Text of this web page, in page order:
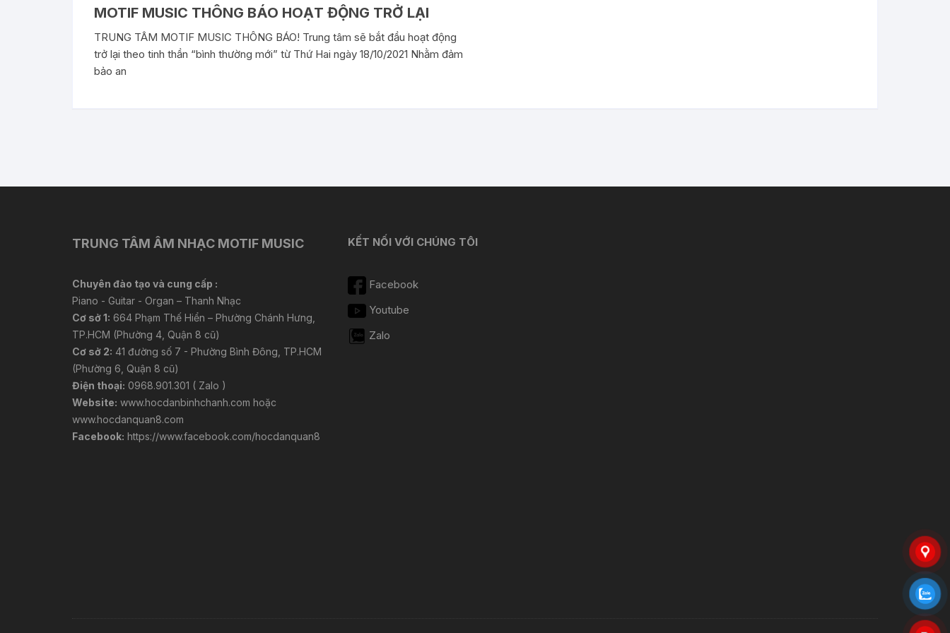
MOTIF MUSIC THÔNG BÁO HOẠT ĐỘNG TRỞ LẠI
TRUNG TÂM MOTIF MUSIC THÔNG BÁO! Trung tâm sẽ bắt đầu hoạt động
trở lại theo tinh thần “bình thường mới” từ Thứ Hai ngày 18/10/2021 Nhằm đảm
bảo an
TRUNG TÂM ÂM NHẠC MOTIF MUSIC
Chuyên đào tạo và cung cấp :
Piano - Guitar - Organ – Thanh Nhạc
Cơ sở 1: 664 Phạm Thế Hiển – Phường Chánh Hưng,
TP.HCM (Phường 4, Quận 8 cũ)
Cơ sở 2: 41 đường số 7 - Phường Bình Đông, TP.HCM
(Phường 6, Quận 8 cũ)
Điện thoại: 0968.901.301 ( Zalo )
Website: www.hocdanbinhchanh.com hoặc
www.hocdanquan8.com
Facebook: https://www.facebook.com/hocdanquan8
KẾT NỐI VỚI CHÚNG TÔI
Facebook
Youtube
Zalo